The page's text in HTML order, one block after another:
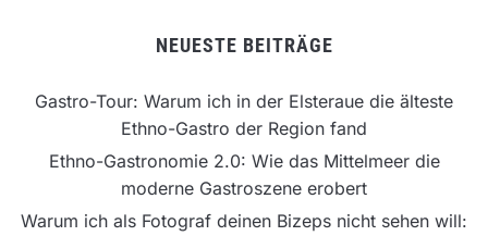
NEUESTE BEITRÄGE
Gastro-Tour: Warum ich in der Elsteraue die älteste
Ethno-Gastro der Region fand
Ethno-Gastronomie 2.0: Wie das Mittelmeer die
moderne Gastroszene erobert
Warum ich als Fotograf deinen Bizeps nicht sehen will: